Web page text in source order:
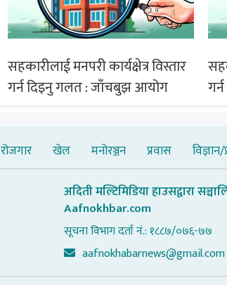
सहकारीलाई मनपरी कार्यक्षेत्र विस्तार
गर्न दिइनु गलत : जाँचबुझ आयोग
रोजगार खेल मनोरञ्जन प्रवास विज्ञान/
अदिती मल्टिमिडिया हाउसद्वारा
Aafnokhbar.com
सूचना विभाग दर्ता नं.: १८८७/०७६-७७
aafnokhabarnews@gmail.com